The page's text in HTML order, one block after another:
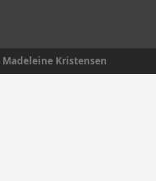
Madeleine Kristensen